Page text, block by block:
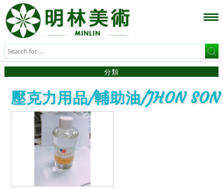
分類
壓克力用品/輔助油/JHON SON